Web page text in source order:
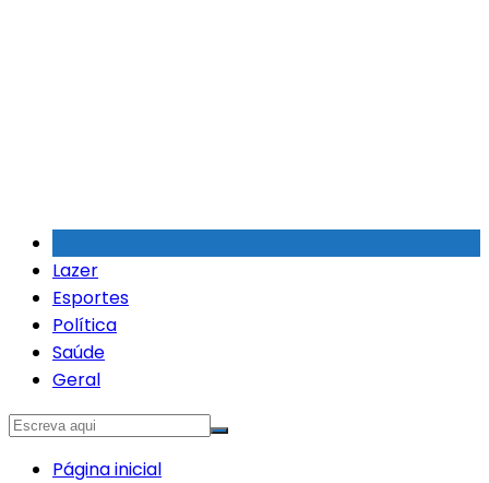
Lazer
Esportes
Política
Saúde
Geral
Página inicial